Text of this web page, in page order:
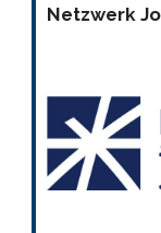
Netzwerk